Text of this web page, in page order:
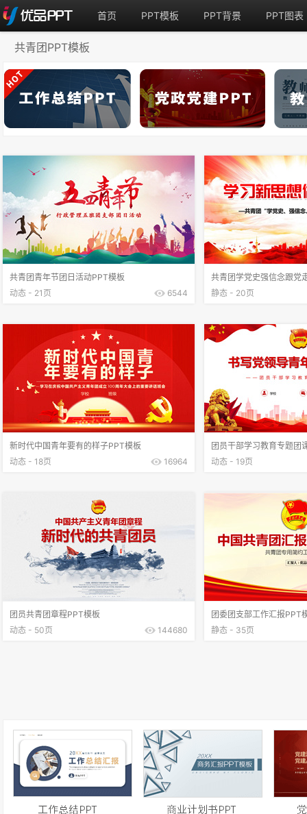
首页 PPT模板 PPT背景 PPT图表
共青团PPT模板
共青团青年节团日活动PPT模板
动态 - 21页
6544
共青团学党史强信念跟党
静态 - 20页
新时代中国青年要有的样子PPT模板
动态 - 18页
16964
团员干部学习教育专题团
动态 - 19页
团员共青团章程PPT模板
动态 - 50页
144680
团委团支部工作汇报PPT
静态 - 35页